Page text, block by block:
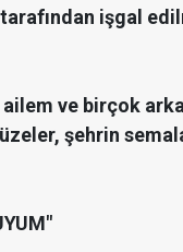
işgal
ve birçok
şehrin